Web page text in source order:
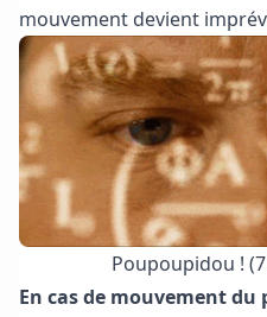
mouvement devient
Poupoupidou !
En cas de mouvement du